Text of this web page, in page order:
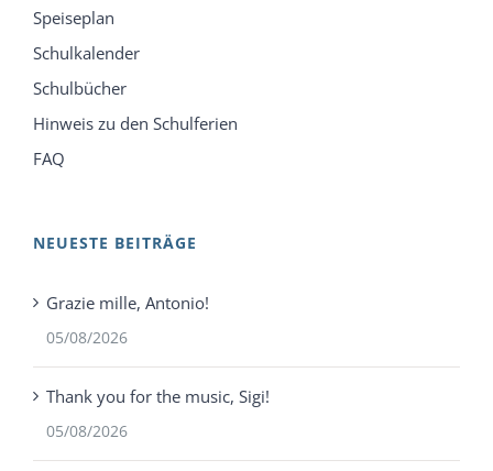
Speiseplan
Schulkalender
Schulbücher
Hinweis zu den Schulferien
FAQ
NEUESTE BEITRÄGE
Grazie mille, Antonio!
05/08/2026
Thank you for the music, Sigi!
05/08/2026